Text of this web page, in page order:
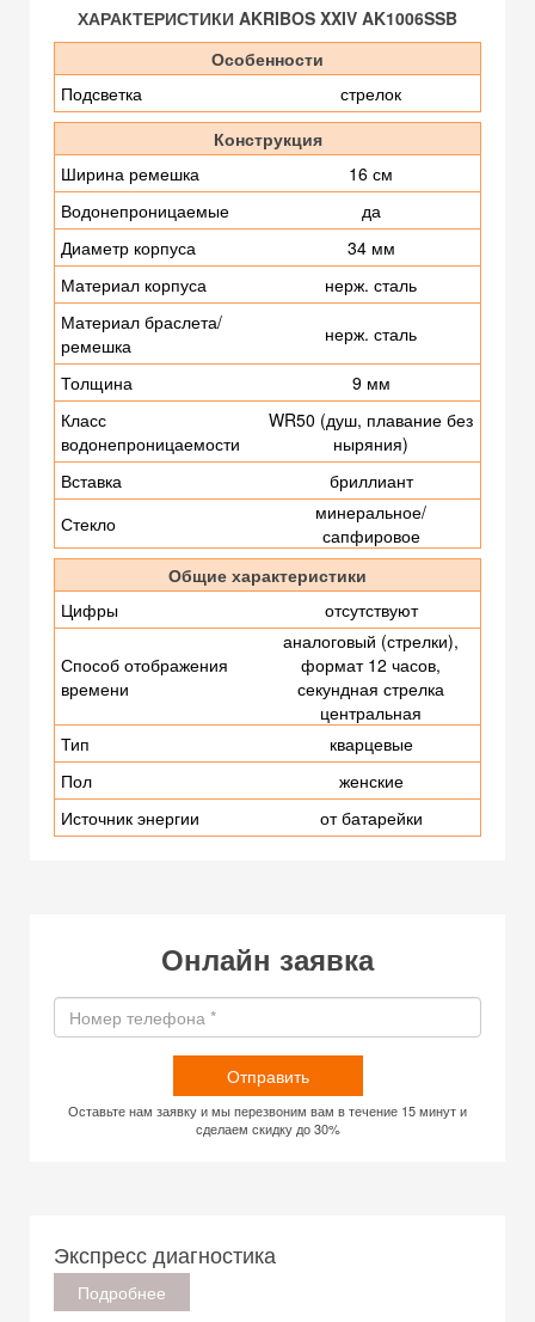
ХАРАКТЕРИСТИКИ AKRIBOS XXIV AK1006SSB
Особенности
Подсветка
стрелок
Конструкция
Ширина ремешка
16 см
Водонепроницаемые
да
Диаметр корпуса
34 мм
Материал корпуса
нерж. сталь
Материал браслета/
ремешка
нерж. сталь
Толщина
9 мм
Класс
водонепроницаемости
WR50 (душ, плавание без
ныряния)
Вставка
бриллиант
Стекло
минеральное/
сапфировое
Общие характеристики
Цифры
отсутствуют
Способ отображения
времени
аналоговый (стрелки),
формат 12 часов,
секундная стрелка
центральная
Тип
кварцевые
Пол
женские
Источник энергии
от батарейки
Онлайн заявка
Отправить
Оставьте нам заявку и мы перезвоним вам в течение 15 минут и
сделаем скидку до 30%
Экспресс диагностика
Подробнее